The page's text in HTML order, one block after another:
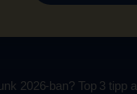
2026-ban? Top 3 tipp a